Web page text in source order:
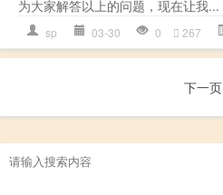
为大家解答以上的问题，现在让我...
sp 03-30 0 267
下一页